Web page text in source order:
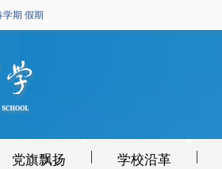
学期 假期
党旗飘扬 学校沿革